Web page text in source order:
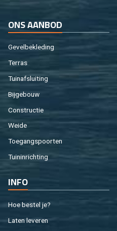
ONS AAN­BOD
Ge­vel­be­kle­ding
Ter­ras
Tuin­af­slui­ting
Bij­ge­bouw
Con­struc­tie
Weide
Toe­gangs­poor­ten
Tuin­in­rich­ting
INFO
Hoe be­stel je?
Laten le­ve­ren